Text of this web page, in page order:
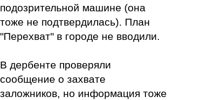
подозрительной машине (она
тоже не подтвердилась). План
"Перехват" в городе не вводили.
В дербенте проверяли
сообщение о захвате
заложников, но информация тоже